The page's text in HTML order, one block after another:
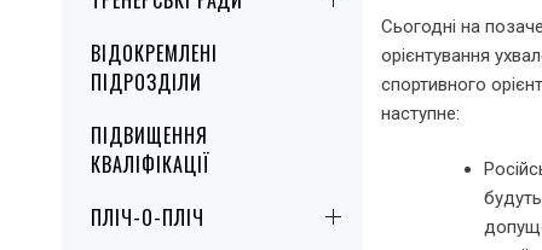
ВІДОКРЕМЛЕНІ
ПІДРОЗДІЛИ
ПІДВИЩЕННЯ
КВАЛІФІКАЦІЇ
ПЛІЧ-О-ПЛІЧ
Сьогодні на
орієнтування
спортивного
наступне: